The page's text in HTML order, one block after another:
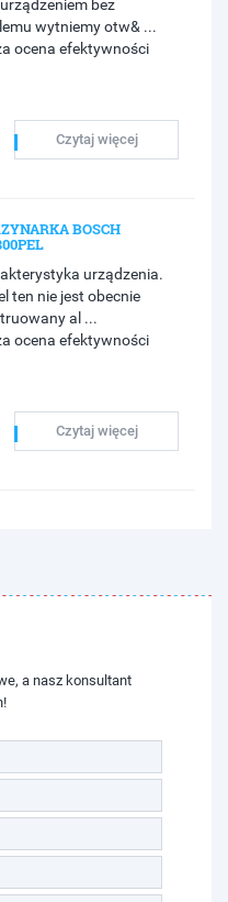
bez
wytniemy otw& ...
ocena efektywności
Czytaj więcej
BOSCH
urządzenia.
ten nie jest obecnie
al ...
ocena efektywności
Czytaj więcej
a nasz konsultant